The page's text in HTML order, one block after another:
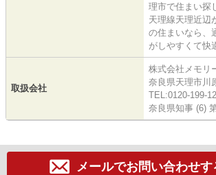
理市で住まい探
天理線天理近辺
の住まいなら、
がしやすくて快
取扱会社
株式会社メモリ
奈良県天理市川
TEL:0120-199-
奈良県知事 (6)
メールでお問い合わせす